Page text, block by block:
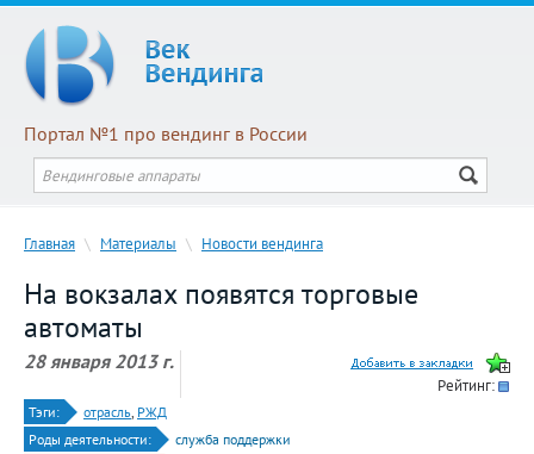
Портал №1 про вендинг в России
Главная \ Материалы \ Новости вендинга
На вокзалах появятся торговые
автоматы
28 января 2013 г.
Рейтинг:
Тэги: отрасль, РЖД
Роды деятельности:
служба поддержки